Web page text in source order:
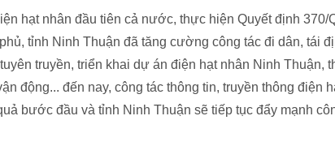
hạt nhân đầu tiên cả nước, thực hiện Quyết định 370/
tỉnh Ninh Thuận đã tăng cường công tác đi dân, tái
truyền, triển khai dự án điện hạt nhân Ninh Thuận,
động... đến nay, công tác thông tin, truyền thông điện
bước đầu và tỉnh Ninh Thuận sẽ tiếp tục đẩy mạnh